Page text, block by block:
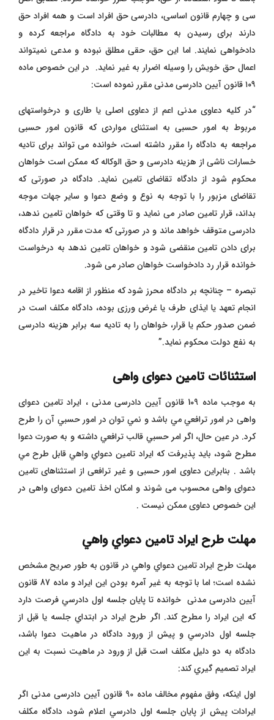
سی و چهارم قانون اساسی، دادرسی حق افراد است و همه افراد حق
دارند برای رسیدن به مطالبات خود به دادگاه مراجعه کرده و
دادخواهی نمایند. اما این حق، حقی مطلق نبوده و مدعی نمیتواند
اعمال حق خویش را وسیله اضرار به غیر نماید. در این خصوص ماده
١٠٩ قانون آیین دادرسی مدنی مقرر نموده است:
“در کلیه دعاوی مدنی اعم از دعاوی اصلی یا طاری و درخواستهای
مربوط به امور حسبی به استثنای مواردی که قانون امور حسبی
مراجعه به دادگاه را مقرر داشته است، خوانده می تواند برای تادیه
خسارات ناشی از هزینه دادرسی و حق الوکاله که ممکن است خواهان
محکوم شود از دادگاه تقاضای تامین نماید. دادگاه در صورتی که
تقاضای مزبور را با توجه به نوع و وضع دعوا و سایر جهات موجه
بداند، قرار تامین صادر می نماید و تا وقتی که خواهان تامین ندهد،
دادرسی متوقف خواهد ماند و در صورتی که مدت مقرر در قرار دادگاه
برای دادن تامین منقضی شود و خواهان تامین ندهد به درخواست
خوانده قرار رد دادخواست خواهان صادر می شود.
تبصره – چنانچه بر دادگاه محرز شود که منظور از اقامه دعوا تاخیر در
انجام تعهد یا ایذای طرف یا غرض ورزی بوده، دادگاه مکلف است در
ضمن صدور حکم یا قرار، خواهان را به تادیه سه برابر هزینه دادرسی
به نفع دولت محکوم نماید.”
استثنائات تامین دعوای واهی
به موجب ماده 109 قانون آیین دادرسی مدنی ، ایراد تامین دعوای
واهی در امور ترافعي مي باشد و نمي توان در امور حسبي آن را طرح
کرد. در عين حال، اگر امر حسبي قالب ترافعي داشته و به صورت دعوا
مطرح شود، بايد پذيرفت که ايراد تامين دعواي واهي قابل طرح مي
باشد . بنابراین دعاوی امور حسبی و غیر ترافعی از استثناهای تامین
دعوای واهی محسوب می شوند و امکان اخذ تامین دعوای واهی در
این خصوص دعاوی ممکن نیست .
مهلت طرح ايراد تامين دعواي واهي
مهلت طرح ايراد تامين دعواي واهي در قانون به طور صريح مشخص
نشده است؛ اما با توجه به غير آمره بودن اين ايراد و ماده 87 قانون
آیین دادرسی مدنی خوانده تا پايان جلسه اول دادرسي فرصت دارد
که اين ايراد را مطرح کند. اگر طرح ايراد در ابتداي جلسه يا قبل از
جلسه اول دادرسي و پيش از ورود دادگاه در ماهيت دعوا باشد،
دادگاه به دو دليل مکلف است قبل از ورود در ماهيت نسبت به اين
ايراد تصميم گيري کند:
اول اینکه، وفق مفهوم مخالف ماده 90 قانون آیین دادرسی مدنی اگر
ايرادات پيش از پايان جلسه اول دادرسي اعلام شود، دادگاه مکلف